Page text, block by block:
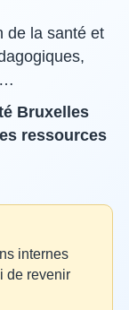
de la santé et
Bruxelles
ressources
internes
de revenir